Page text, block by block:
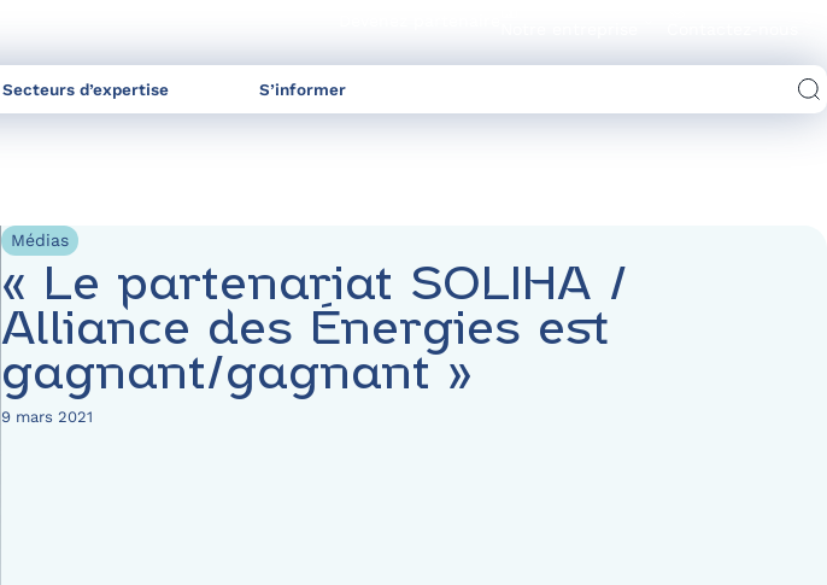
Secteurs d’expertise S’informer
Médias
« Le partenariat SOLIHA /
Alliance des Énergies est
gagnant/gagnant »
9 mars 2021